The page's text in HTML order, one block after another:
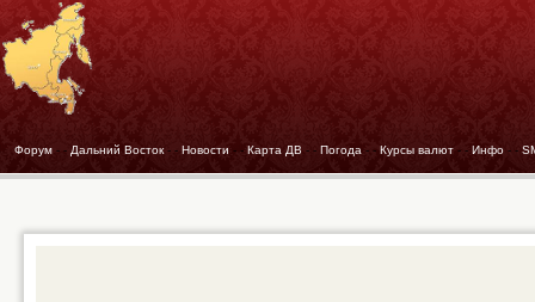
Форум - - Дальний Восток - - Новости - - Карта ДВ - - Погода - - Курсы валют - - Инфо - -